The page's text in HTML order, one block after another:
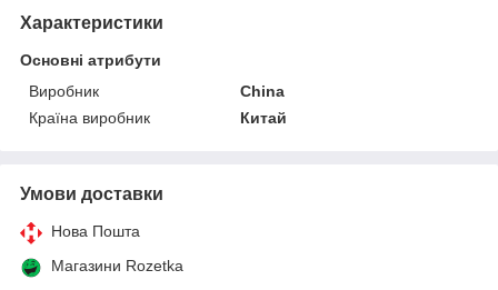
Характеристики
Основні атрибути
Виробник
China
Країна виробник
Китай
Умови доставки
Нова Пошта
Магазини Rozetka